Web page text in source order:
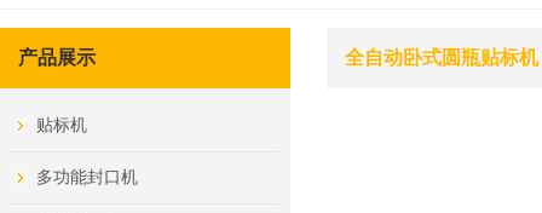
产品展示
贴标机
多功能封口机
全自动卧式圆瓶贴标机